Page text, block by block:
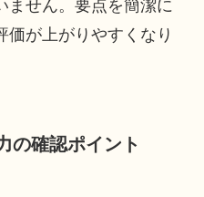
ません。要点を簡潔に
価が上がりやすくなり
の確認ポイント